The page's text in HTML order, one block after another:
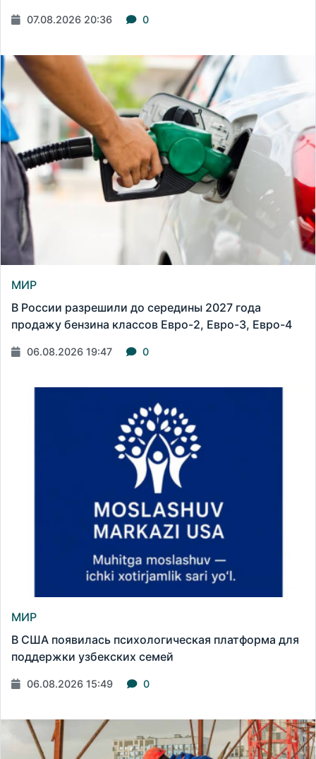
07.08.2026 20:36 0
МИР
В России разрешили до середины 2027 года
продажу бензина классов Евро-2, Евро-3, Евро-4
06.08.2026 19:47 0
МИР
В США появилась психологическая платформа для
поддержки узбекских семей
06.08.2026 15:49 0